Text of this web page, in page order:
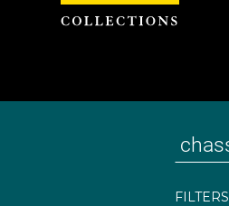
FILTERS
Cookies management panel